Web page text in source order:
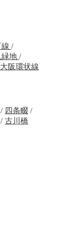
/
地 /
大阪環状線
/ 四条畷 /
/ 古川橋